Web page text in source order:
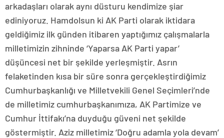
arkadaşları olarak aynı düsturu kendimize şiar
ediniyoruz. Hamdolsun ki AK Parti olarak iktidara
geldiğimiz ilk günden itibaren yaptığımız çalışmalarla
milletimizin zihninde ‘Yaparsa AK Parti yapar’
düşüncesi net bir şekilde yerleşmiştir. Asrın
felaketinden kısa bir süre sonra gerçekleştirdiğimiz
Cumhurbaşkanlığı ve Milletvekili Genel Seçimleri’nde
de milletimiz cumhurbaşkanımıza, AK Partimize ve
Cumhur İttifakı’na duyduğu güveni net şekilde
göstermiştir. Aziz milletimiz ‘Doğru adamla yola devam’